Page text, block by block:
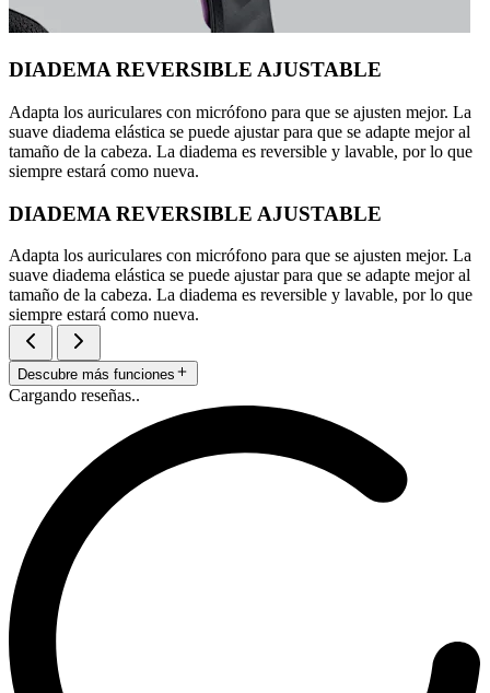
DIADEMA REVERSIBLE AJUSTABLE
Adapta los auriculares con micrófono para que se ajusten mejor. La
suave diadema elástica se puede ajustar para que se adapte mejor al
tamaño de la cabeza. La diadema es reversible y lavable, por lo que
siempre estará como nueva.
DIADEMA REVERSIBLE AJUSTABLE
Adapta los auriculares con micrófono para que se ajusten mejor. La
suave diadema elástica se puede ajustar para que se adapte mejor al
tamaño de la cabeza. La diadema es reversible y lavable, por lo que
siempre estará como nueva.
Descubre más funciones
Cargando reseñas..